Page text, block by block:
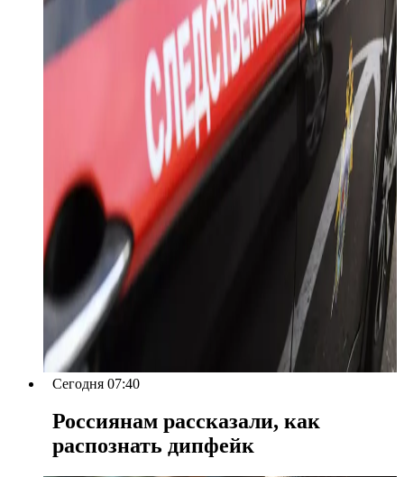
Сегодня 07:40
Россиянам рассказали, как
распознать дипфейк